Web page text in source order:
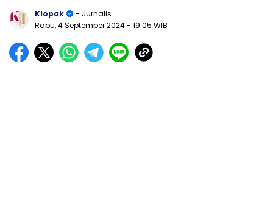
Klopak
- Jurnalis
Rabu, 4 September 2024- 19:05 WIB